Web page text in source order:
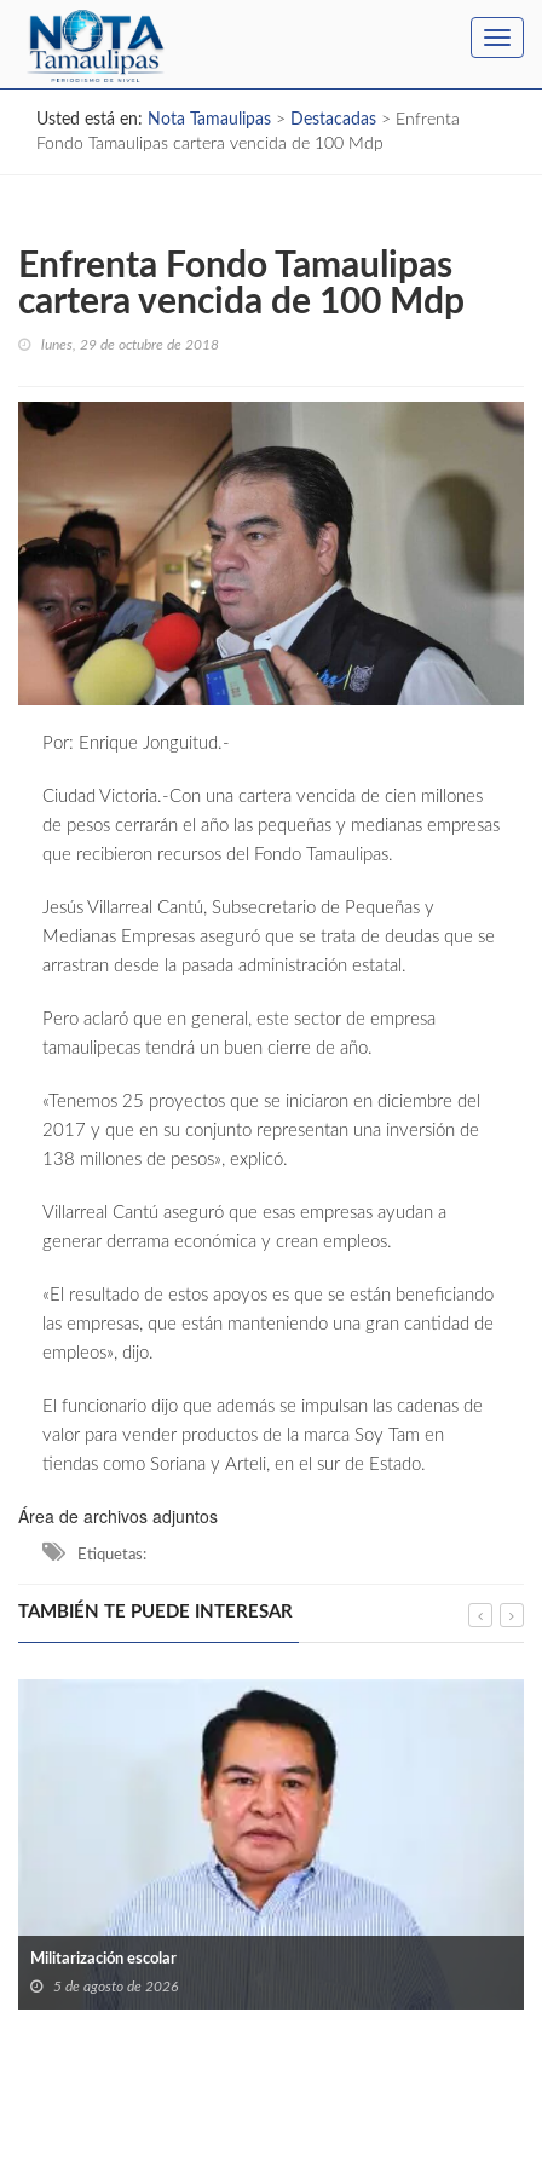
Usted está en: Nota Tamaulipas > Destacadas > Enfrenta
Fondo Tamaulipas cartera vencida de 100 Mdp
Enfrenta Fondo Tamaulipas
cartera vencida de 100 Mdp
lunes, 29 de octubre de 2018
Por: Enrique Jonguitud.-
Ciudad Victoria.-Con una cartera vencida de cien millones
de pesos cerrarán el año las pequeñas y medianas empresas
que recibieron recursos del Fondo Tamaulipas.
Jesús Villarreal Cantú, Subsecretario de Pequeñas y
Medianas Empresas aseguró que se trata de deudas que se
arrastran desde la pasada administración estatal.
Pero aclaró que en general, este sector de empresa
tamaulipecas tendrá un buen cierre de año.
«Tenemos 25 proyectos que se iniciaron en diciembre del
2017 y que en su conjunto representan una inversión de
138 millones de pesos», explicó.
Villarreal Cantú aseguró que esas empresas ayudan a
generar derrama económica y crean empleos.
«El resultado de estos apoyos es que se están beneficiando
las empresas, que están manteniendo una gran cantidad de
empleos», dijo.
El funcionario dijo que además se impulsan las cadenas de
valor para vender productos de la marca Soy Tam en
tiendas como Soriana y Arteli, en el sur de Estado.
Área de archivos adjuntos
Etiquetas:
TAMBIÉN TE PUEDE INTERESAR
Militarización escolar
5 de agosto de 2026